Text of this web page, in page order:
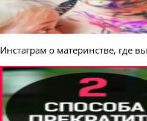
Инстаграм о материнстве, где